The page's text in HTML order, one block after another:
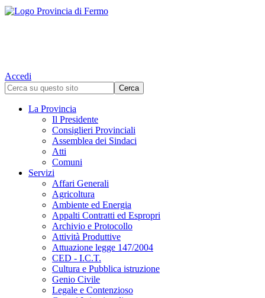
Accedi
La Provincia
Il Presidente
Consiglieri Provinciali
Assemblea dei Sindaci
Atti
Comuni
Servizi
Affari Generali
Agricoltura
Ambiente ed Energia
Appalti Contratti ed Espropri
Archivio e Protocollo
Attività Produttive
Attuazione legge 147/2004
CED - I.C.T.
Cultura e Pubblica istruzione
Genio Civile
Legale e Contenzioso